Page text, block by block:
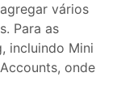
vários
Para as
incluindo Mini
onde